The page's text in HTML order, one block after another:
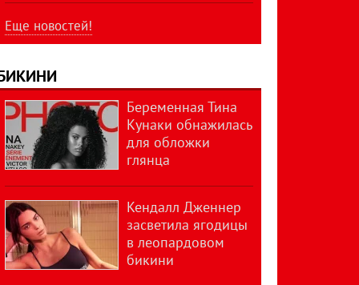
Еще новостей!
Беременная Тина
Кунаки обнажилась
для обложки
глянца
Кендалл Дженнер
засветила ягодицы
в леопардовом
бикини